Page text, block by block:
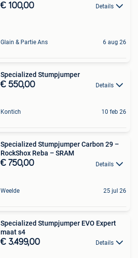
€ 100,00 Details
Glain & Partie Ans 6 aug 26
Specialized Stumpjumper
€ 550,00 Details
Kontich 10 feb 26
Specialized Stumpjumper Carbon 29 –
RockShox Reba – SRAM
€ 750,00 Details
Weelde 25 jul 26
Specialized Stumpjumper EVO Expert
maat s4
€ 3.499,00 Details